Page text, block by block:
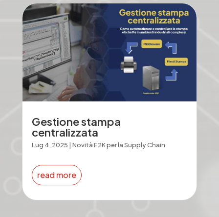
Gestione stampa
centralizzata
Lug 4, 2025 | Novità E2K per la Supply Chain
read more